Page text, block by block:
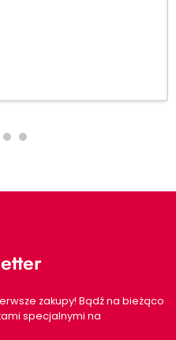
zakupy! Bądź na bieżąco
specjalnymi na